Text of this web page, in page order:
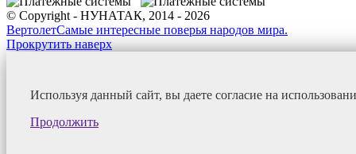
© Copyright - НУНАТАК, 2014 - 2026
ВертолетСамые интересные поверья народов мира.
Прокрутить наверх
Используя данный сайт, вы даете согласие на
Продолжить